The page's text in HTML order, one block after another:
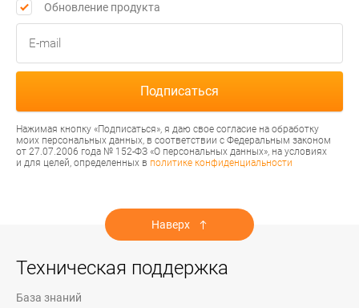
Обновление продукта
Нажимая кнопку «Подписаться», я даю свое согласие на обработку
моих персональных данных, в соответствии с Федеральным законом
от 27.07.2006 года № 152-ФЗ «О персональных данных», на условиях
и для целей, определенных в политике конфиденциальности
Наверх
Техническая поддержка
База знаний